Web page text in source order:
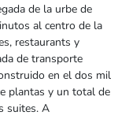
de la urbe de
al centro de la
restaurants y
de transporte
en el dos mil
plantas y un total de
suites. A